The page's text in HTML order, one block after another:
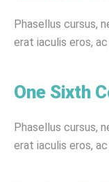
Phasellus cursus,
erat iaculis eros,
One Sixth
Phasellus cursus,
erat iaculis eros,